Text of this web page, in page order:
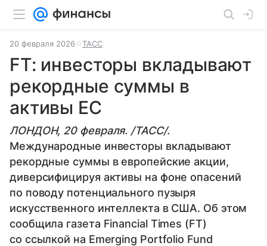
20 февраля 2026 ТАСС
FT: инвесторы вкладывают
рекордные суммы в
активы ЕС
ЛОНДОН, 20 февраля. /ТАСС/.
Международные инвесторы вкладывают
рекордные суммы в европейские акции,
диверсифицируя активы на фоне опасений
по поводу потенциального пузыря
искусственного интеллекта в США. Об этом
сообщила газета Financial Times (FT)
со ссылкой на Emerging Portfolio Fund